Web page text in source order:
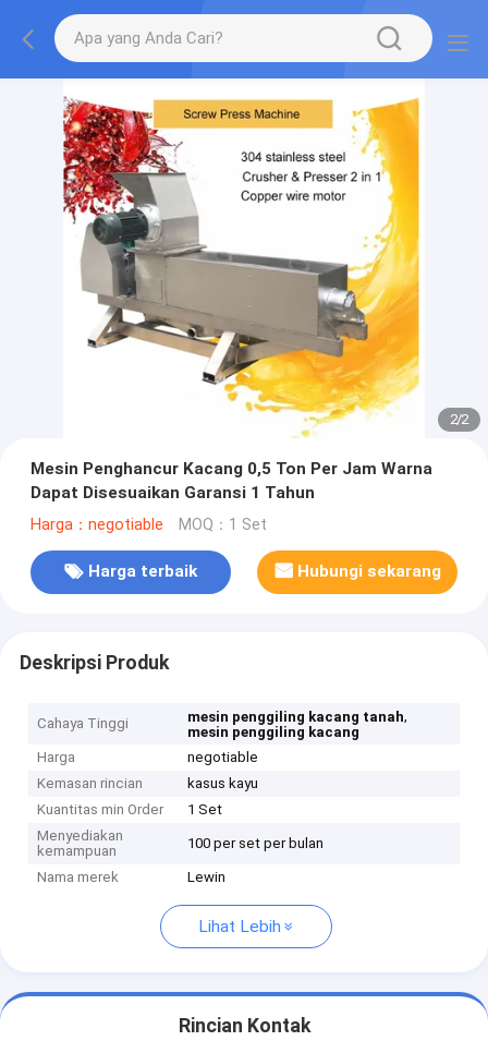
2/2
Mesin Penghancur Kacang 0,5 Ton Per Jam Warna
Dapat Disesuaikan Garansi 1 Tahun
Harga：negotiable MOQ：1 Set
Harga terbaik Hubungi sekarang
Deskripsi Produk
Cahaya Tinggi mesin penggiling kacang tanah,
mesin penggiling kacang
Harga
negotiable
Kemasan rincian
kasus kayu
Kuantitas min Order
1 Set
Menyediakan
kemampuan
100 per set per bulan
Nama merek Lewin
Lihat Lebih
Rincian Kontak